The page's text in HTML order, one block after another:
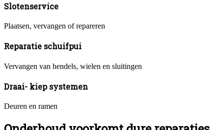
Slotenservice
Plaatsen, vervangen of repareren
Reparatie schuifpui
Vervangen van hendels, wielen en sluitingen
Draai- kiep systemen
Deuren en ramen